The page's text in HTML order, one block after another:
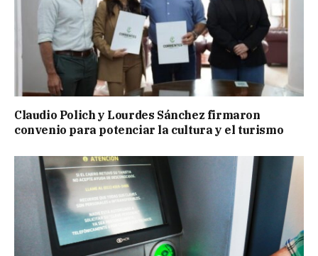
Claudio Polich y Lourdes Sánchez firmaron
convenio para potenciar la cultura y el turismo